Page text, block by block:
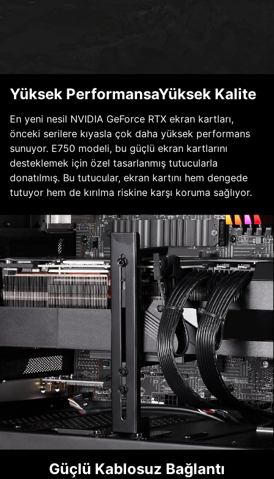
Yüksek PerformansaYüksek Kalite
En yeni nesil NVIDIA GeForce RTX ekran kartları,
önceki serilere kıyasla çok daha yüksek performans
sunuyor. E750 modeli, bu güçlü ekran kartlarını
desteklemek için özel tasarlanmış tutucularla
donatılmış. Bu tutucular, ekran kartını hem dengede
tutuyor hem de kırılma riskine karşı koruma sağlıyor.
Güçlü Kablosuz Bağlantı